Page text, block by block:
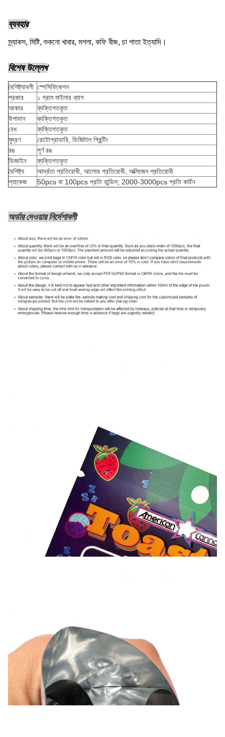
ব্যবহার
স্ন্যাকস, মিষ্টি, শুকনো খাবার, মশলা, কফি বীজ, চা পাতা ইত্যাদি।
বিশেষ উল্লেখ
বৈশিষ্ট্যাবলী স্পেসিফিকেশন
প্রকার
১ গ্রাম মাইলার ব্যাগ
আকার
ব্যক্তিগতকৃত
উপাদান
ব্যক্তিগতকৃত
বেধ
ব্যক্তিগতকৃত
মুদ্রণ
রোটোগ্রাভারি, ডিজিটাল প্রিন্টিং
রঙ
পূর্ণ রঙ
ডিজাইন
ব্যক্তিগতকৃত
বৈশিষ্ট্য
আর্দ্রতা প্রতিরোধী, আলোর প্রতিরোধী, অক্সিজেন প্রতিরোধী
প্যাকেজ
50pcs বা 100pcs প্রতি বান্ডিল, 2000-3000pcs প্রতি কার্টন
অর্ডার দেওয়ার নির্দেশাবলী